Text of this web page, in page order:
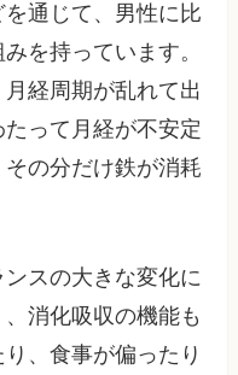
通じて、男性に比
を持っています。
経周期が乱れて出
って月経が不安定
の分だけ鉄が消耗
スの大きな変化に
消化吸収の機能も
、食事が偏ったり